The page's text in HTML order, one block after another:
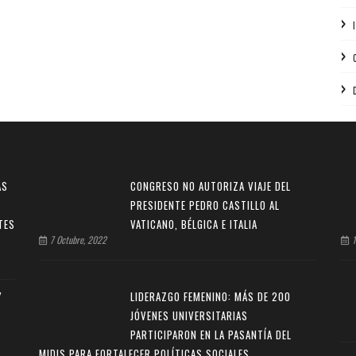
CONGRESO NO AUTORIZA VIAJE DEL
PRESIDENTE PEDRO CASTILLO AL
VATICANO, BÉLGICA E ITALIA
7 Octubre, 2022
LIDERAZGO FEMENINO: MÁS DE 200
JÓVENES UNIVERSITARIAS
PARTICIPARON EN LA PASANTÍA DEL